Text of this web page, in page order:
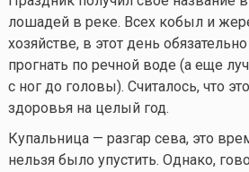
лошадей в реке. Всех кобыл и
хозяйстве, в этот день
прогнать по речной воде (а еще
с ног до головы). Считалось, что
здоровья на целый год.
Купальница — разгар сева, это
нельзя было упустить. Однако,